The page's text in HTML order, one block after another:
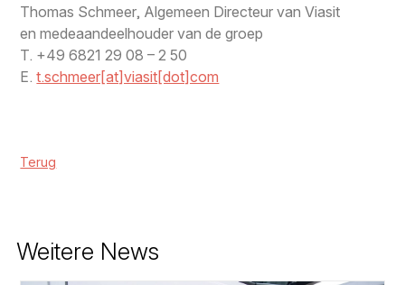
Thomas Schmeer, Algemeen Directeur van Viasit
en medeaandeelhouder van de groep
T. +49 6821 29 08 – 2 50
E.t.schmeer[at]viasit[dot]com
Terug
Weitere News